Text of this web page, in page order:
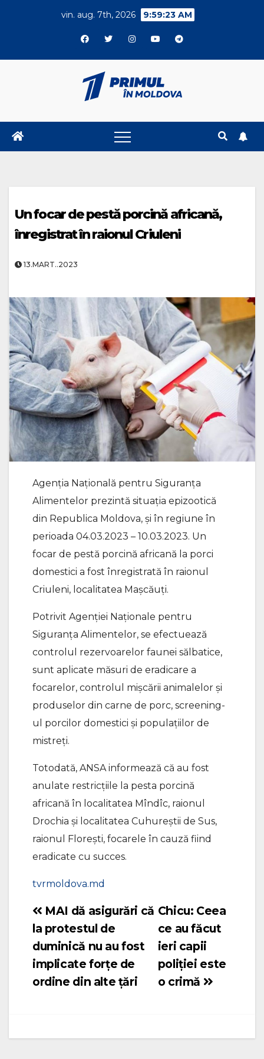
vin. aug. 7th, 2026 9:59:24 AM
Un focar de pestă porcină africană,
înregistrat în raionul Criuleni
13.MART..2023
Agenţia Naţională pentru Siguranţa
Alimentelor prezintă situația epizootică
din Republica Moldova, și în regiune în
perioada 04.03.2023 – 10.03.2023. Un
focar de pestă porcină africană la porci
domestici a fost înregistrată în raionul
Criuleni, localitatea Mașcăuți.
Potrivit Agenţiei Naţionale pentru
Siguranţa Alimentelor, se efectuează
controlul rezervoarelor faunei sălbatice,
sunt aplicate măsuri de eradicare a
focarelor, controlul mișcării animalelor și
produselor din carne de porc, screening-
ul porcilor domestici și populațiilor de
mistreți.
Totodată, ANSA informează că au fost
anulate restricțiile la pesta porcină
africană în localitatea Mîndîc, raionul
Drochia și localitatea Cuhureștii de Sus,
raionul Florești, focarele în cauză fiind
eradicate cu succes.
tvrmoldova.md
Navigare
în
articole
Chicu: Ceea
ce au făcut
ieri capii
poliției este
o crimă
MAI dă asigurări că
la protestul de
duminică nu au fost
implicate forțe de
ordine din alte țări